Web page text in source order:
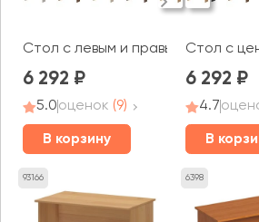
Стол с левым и правым кабель
6 292
5.0оценок (9)
В корзину
Стол с
6 292
4.7
В
93166 6398